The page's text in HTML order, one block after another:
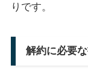
りです。
解約に必要